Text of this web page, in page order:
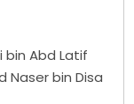
bin Abd Latif
Naser bin Disa